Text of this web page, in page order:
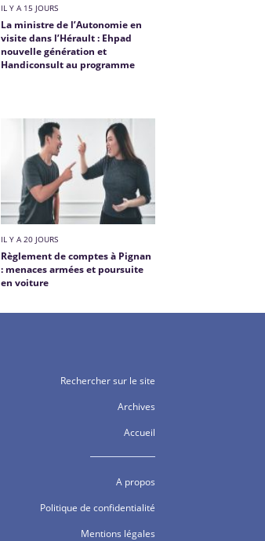
IL Y A 15 JOURS
La ministre de l’Autonomie en
visite dans l’Hérault : Ehpad
nouvelle génération et
Handiconsult au programme
IL Y A 20 JOURS
Règlement de comptes à Pignan
: menaces armées et poursuite
en voiture
Rechercher sur le site
Archives
Accueil
A propos
Politique de confidentialité
Mentions légales